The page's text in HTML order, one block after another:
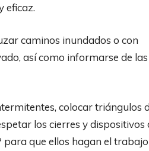
eficaz.
caminos inundados o con
así como informarse de las
colocar triángulos
los cierres y dispositivos
para que ellos hagan el trabajo